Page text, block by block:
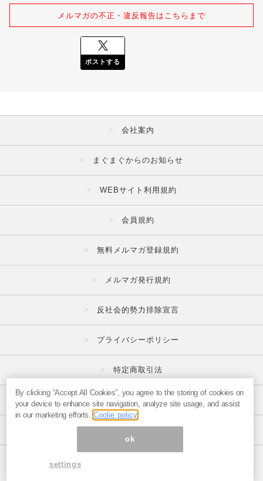
メルマガの不正・違反報告はこちらまで
ポストする
会社案内
まぐまぐからのお知らせ
WEBサイト利用規約
会員規約
無料メルマガ登録規約
メルマガ発行規約
反社会的勢力排除宣言
プライバシーポリシー
特定商取引法
広告掲載はこちら
メルマガの不正・違反報告はこちら
ページ内の商標は全て商標権者に属します。
By clicking “Accept All Cookies”, you agree to the storing of cookies on
your device to enhance site navigation, analyze site usage, and assist
in our marketing efforts. Coolie policy
ok
settings